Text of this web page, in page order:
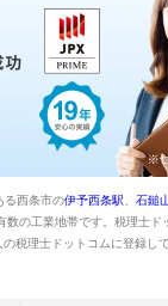
る西条市の伊予西条駅 石鎚
の工業地帯です。税理士ド
税理士ドットコムに登録し